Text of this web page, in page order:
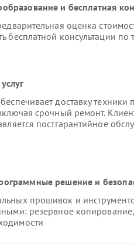
и бесплатная
оценка
бесплатной консультации
доставку
срочный ремонт.
постгарантийное
решение и
прошивок и
резервное